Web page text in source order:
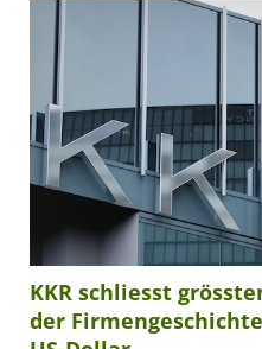
KKR schliesst
der